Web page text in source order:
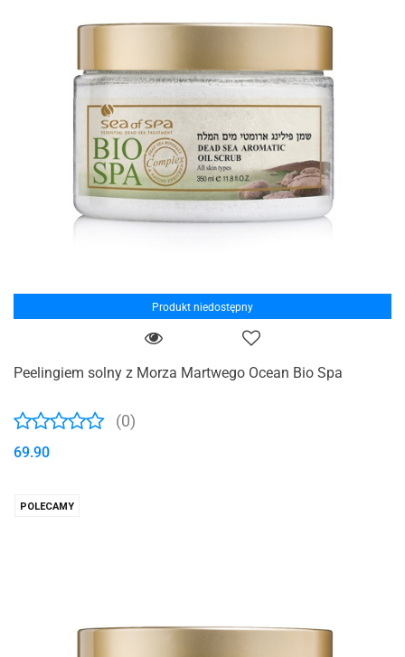
Produkt niedostępny
Peelingiem solny z Morza Martwego Ocean Bio Spa
(0)
69.90
POLECAMY